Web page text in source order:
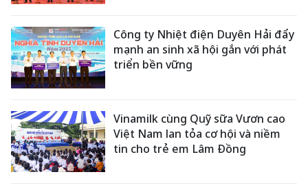
Công ty Nhiệt điện Duyên Hải đẩy
mạnh an sinh xã hội gắn với phát
triển bền vững
Vinamilk cùng Quỹ sữa Vươn cao
Việt Nam lan tỏa cơ hội và niềm
tin cho trẻ em Lâm Đồng